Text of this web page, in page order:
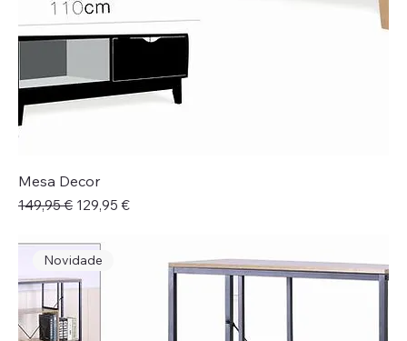
Mesa Decor
Preço normal
149,95 € Preço promocional
129,95 €
Novidade